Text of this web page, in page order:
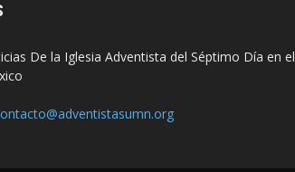
De la Iglesia Adventista del Séptimo Día en el